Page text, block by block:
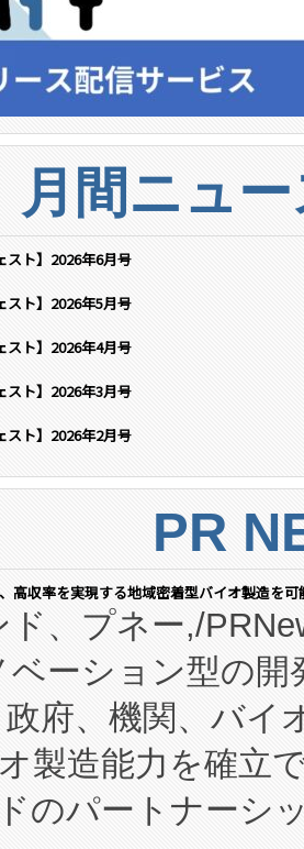
月間ニュ
スト】2026年6月号
スト】2026年5月号
スト】2026年4月号
スト】2026年3月号
スト】2026年2月号
PR
高収率を実現する地域密着型バイオ製造を
ド、プネー,/
ベーション型の
府、機関、バイ
製造能力を確立
のパートナーシ